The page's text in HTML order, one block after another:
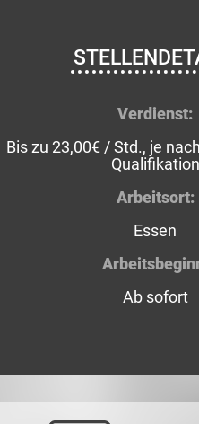
Verdienst:
Bis zu 23,00€ / Std., je
Qualifikation
Arbeitsort:
Essen
Ab sofort